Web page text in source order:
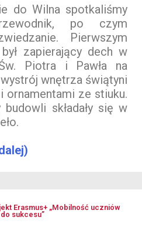
do Wilna spotkaliśmy
po czym
Pierwszym
zapierający dech w
Piotra i Pawła na
wnętrza świątyni
ornamentami ze stiuku.
składały się w
Erasmus+ „Mobilność uczniów
sukcesu”